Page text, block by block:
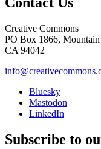
Creative Commons
PO Box 1866,
CA 94042
Bluesky
Mastodon
LinkedIn
Subscribe to